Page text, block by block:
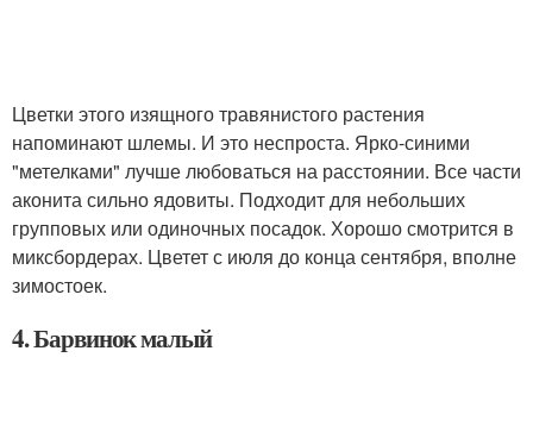
Цветки этого изящного травянистого растения
напоминают шлемы. И это неспроста. Ярко-синими
"метелками" лучше любоваться на расстоянии. Все части
аконита сильно ядовиты. Подходит для небольших
групповых или одиночных посадок. Хорошо смотрится в
миксбордерах. Цветет с июля до конца сентября, вполне
зимостоек.
4. Барвинок малый